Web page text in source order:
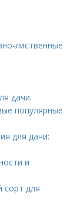
лиственные
дачи.
популярные
для дачи:
и
сорт для